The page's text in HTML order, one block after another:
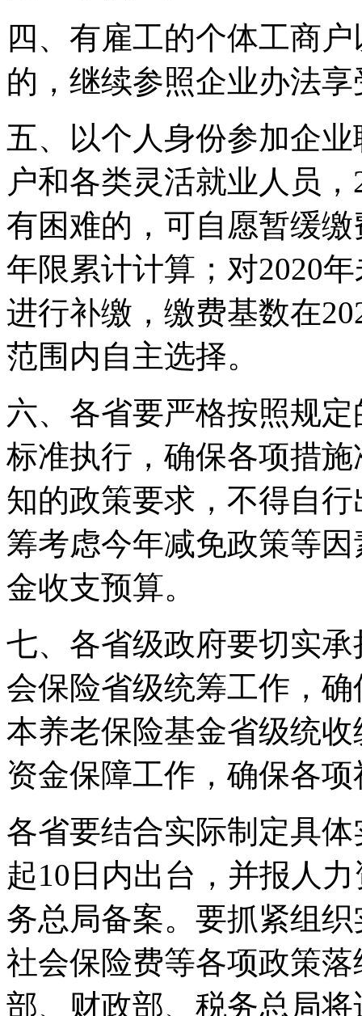
四、有雇工的个体工商
的，继续参照企业办法
五、以个人身份参加企
户和各类灵活就业人员
有困难的，可自愿暂缓
年限累计计算；对2020
进行补缴，缴费基数在
范围内自主选择。
六、各省要严格按照规
标准执行，确保各项措
知的政策要求，不得自
筹考虑今年减免政策等
金收支预算。
七、各省级政府要切实
会保险省级统筹工作，
本养老保险基金省级统
资金保障工作，确保各
各省要结合实际制定具
起10日内出台，并报人
务总局备案。要抓紧组
社会保险费等各项政策
部、财政部、税务总局